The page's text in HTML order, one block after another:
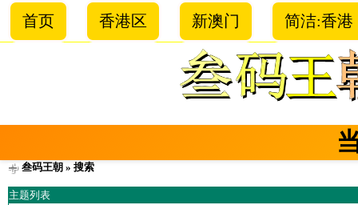
首页 香港区 新澳门 简洁:香港
叁码王朝 » 搜索
主题列表